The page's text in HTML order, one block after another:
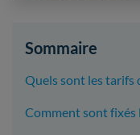
Sommaire
Quels sont les tarifs
Comment sont fixés